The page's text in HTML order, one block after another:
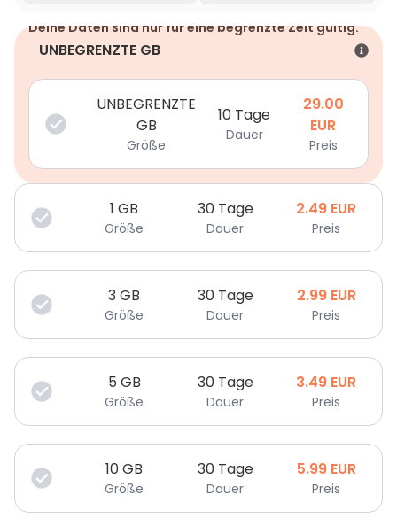
Deine Daten sind nur für eine begrenzte Zeit gültig.
UNBEGRENZTE GB
UNBEGRENZTE
GB
Größe
10 Tage
Dauer
29.00
EUR
Preis
1 GB
Größe
30 Tage
Dauer
2.49 EUR
Preis
3GB
Größe
30 Tage
Dauer
2.99 EUR
Preis
5 GB
Größe
30 Tage
Dauer
3.49 EUR
Preis
10GB
Größe
30 Tage
Dauer
5.99 EUR
Preis